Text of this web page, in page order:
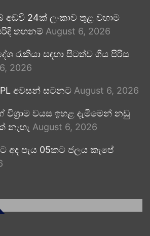
24ක් ලංකාව තුළ වහාම
තහනම් August 6, 2026
රැකියා සඳහා පිටත්ව ගිය පිරිස
2026
අවසන් සටනට August 6, 2026
වයස ඉහළ දැමීමෙන් නඩු
නැහැ August 6, 2026
අද පැය 05කට ජලය කැපේ